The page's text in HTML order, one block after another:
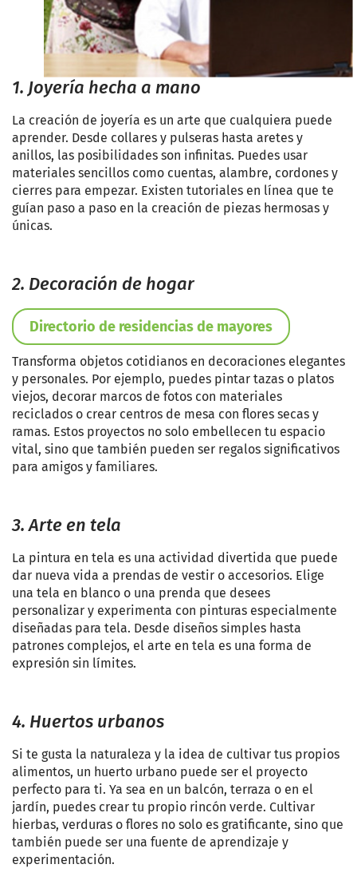
1. Joyería hecha a mano
La creación de joyería es un arte que cualquiera puede
aprender. Desde collares y pulseras hasta aretes y
anillos, las posibilidades son infinitas. Puedes usar
materiales sencillos como cuentas, alambre, cordones y
cierres para empezar. Existen tutoriales en línea que te
guían paso a paso en la creación de piezas hermosas y
únicas.
2. Decoración de hogar
Directorio de residencias de mayores
Transforma objetos cotidianos en decoraciones elegantes
y personales. Por ejemplo, puedes pintar tazas o platos
viejos, decorar marcos de fotos con materiales
reciclados o crear centros de mesa con flores secas y
ramas. Estos proyectos no solo embellecen tu espacio
vital, sino que también pueden ser regalos significativos
para amigos y familiares.
3. Arte en tela
La pintura en tela es una actividad divertida que puede
dar nueva vida a prendas de vestir o accesorios. Elige
una tela en blanco o una prenda que desees
personalizar y experimenta con pinturas especialmente
diseñadas para tela. Desde diseños simples hasta
patrones complejos, el arte en tela es una forma de
expresión sin límites.
4. Huertos urbanos
Si te gusta la naturaleza y la idea de cultivar tus propios
alimentos, un huerto urbano puede ser el proyecto
perfecto para ti. Ya sea en un balcón, terraza o en el
jardín, puedes crear tu propio rincón verde. Cultivar
hierbas, verduras o flores no solo es gratificante, sino que
también puede ser una fuente de aprendizaje y
experimentación.